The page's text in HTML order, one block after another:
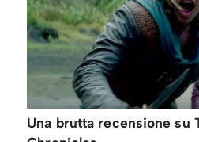
Una brutta recensione su